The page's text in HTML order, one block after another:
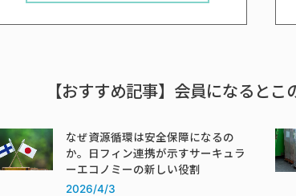
【おすすめ記事】会員になるとこ
なぜ資源循環は安全保障になるの
か。日フィン連携が示すサーキュラ
ーエコノミーの新しい役割
2026/4/3